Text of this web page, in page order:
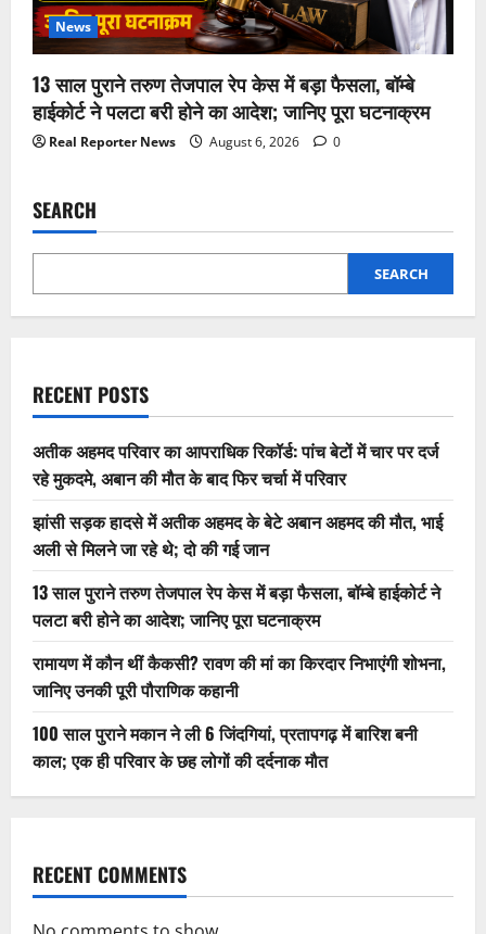
News
13 साल पुराने तरुण तेजपाल रेप केस में बड़ा फैसला, बॉम्बे
हाईकोर्ट ने पलटा बरी होने का आदेश; जानिए पूरा घटनाक्रम
Real Reporter News August 6, 2026 0
SEARCH
SEARCH
RECENT POSTS
अतीक अहमद परिवार का आपराधिक रिकॉर्ड: पांच बेटों में चार पर दर्ज
रहे मुकदमे, अबान की मौत के बाद फिर चर्चा में परिवार
झांसी सड़क हादसे में अतीक अहमद के बेटे अबान अहमद की मौत, भाई
अली से मिलने जा रहे थे; दो की गई जान
13 साल पुराने तरुण तेजपाल रेप केस में बड़ा फैसला, बॉम्बे हाईकोर्ट ने
पलटा बरी होने का आदेश; जानिए पूरा घटनाक्रम
रामायण में कौन थीं कैकसी? रावण की मां का किरदार निभाएंगी शोभना,
जानिए उनकी पूरी पौराणिक कहानी
100 साल पुराने मकान ने ली 6 जिंदगियां, प्रतापगढ़ में बारिश बनी
काल; एक ही परिवार के छह लोगों की दर्दनाक मौत
RECENT COMMENTS